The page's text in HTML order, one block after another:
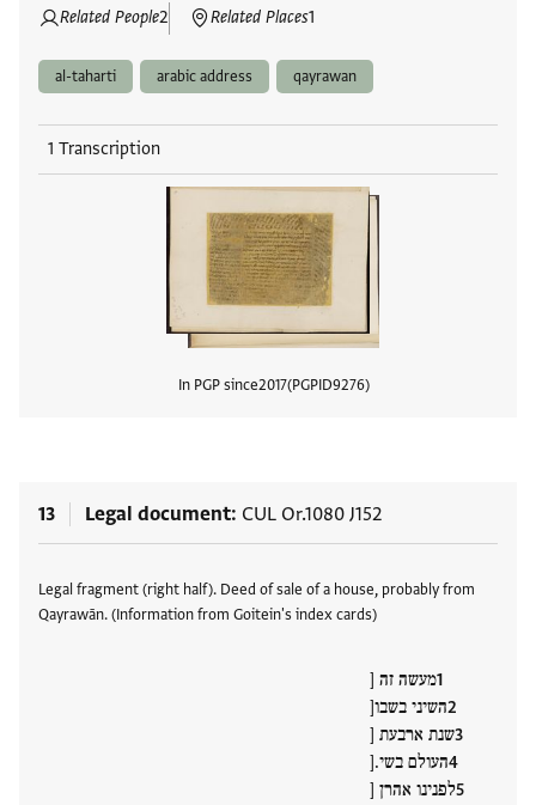
Related People2 Related Places1
al-taharti arabic address qayrawan
1 Transcription
In PGP since2017 PGPID9276
13 Legal document CUL Or.1080 J152
Legal fragment (right half). Deed of sale of a house, probably from
Qayrawān. (Information from Goitein's index cards)
מעשה זה [
השיני בשבו[
שנת ארבעת [
העולם בשי.[
לפנינו אהרן [